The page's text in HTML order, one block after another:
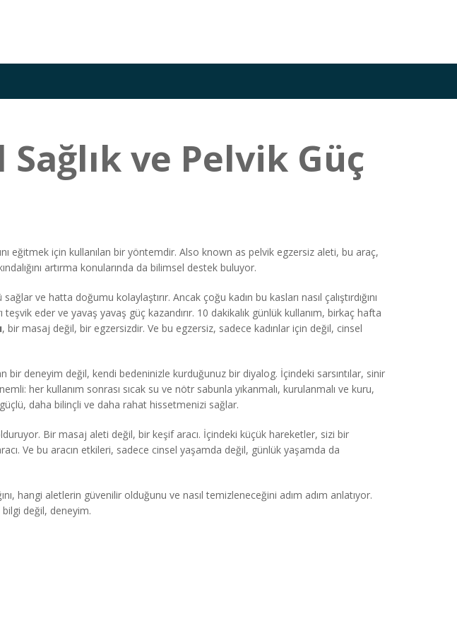
Sağlık ve Pelvik Güç
eğitmek için kullanılan bir yöntemdir. Also known as pelvik egzersiz aleti, bu araç,
artırma konularında da bilimsel destek buluyor.
ve hatta doğumu kolaylaştırır. Ancak çoğu kadın bu kasları nasıl çalıştırdığını
eder ve yavaş yavaş güç kazandırır. 10 dakikalık günlük kullanım, birkaç hafta
, bir masaj değil, bir egzersizdir. Ve bu egzersiz, sadece kadınlar için değil, cinsel
bir deneyim değil, kendi bedeninizle kurduğunuz bir diyalog. İçindeki sarsıntılar, sinir
her kullanım sonrası sıcak su ve nötr sabunla yıkanmalı, kurulanmalı ve kuru,
daha bilinçli ve daha rahat hissetmenizi sağlar.
Bir masaj aleti değil, bir keşif aracı. İçindeki küçük hareketler, sizi bir
Ve bu aracın etkileri, sadece cinsel yaşamda değil, günlük yaşamda da
hangi aletlerin güvenilir olduğunu ve nasıl temizleneceğini adım adım anlatıyor.
değil, deneyim.